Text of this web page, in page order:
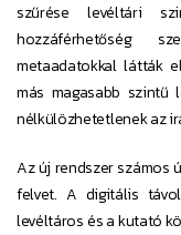
szűrése levéltári
hozzáférhetőség
metaadatokkal látták
más magasabb szintű
nélkülözhetetlenek az
Az új rendszer számos
felvet. A digitális
levéltáros és a kutató